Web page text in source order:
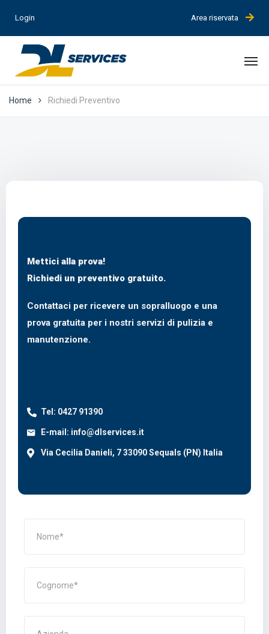
Login Area riservata
Home Richiedi Preventivo
Mettici alla prova!
Richiedi un preventivo gratuito.
Contattaci per ricevere un sopralluogo e una
prova gratuita per i nostri servizi di pulizia e
manutenzione.
Tel: 0427 91390
E-mail: info@dlservices.it
Via Cecilia Danieli, 7 33090 Sequals (PN) Italia